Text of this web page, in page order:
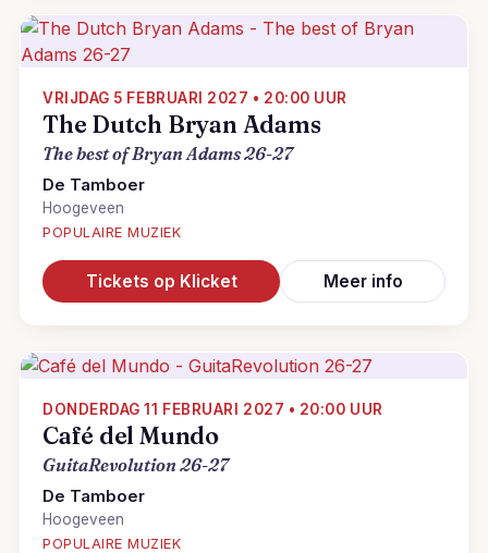
VRIJDAG 5 FEBRUARI 2027 • 20:00 UUR
The Dutch Bryan Adams
The best of Bryan Adams 26-27
De Tamboer
Hoogeveen
POPULAIRE MUZIEK
Tickets op Klicket Meer info
DONDERDAG 11 FEBRUARI 2027 • 20:00 UUR
Café del Mundo
GuitaRevolution 26-27
De Tamboer
Hoogeveen
POPULAIRE MUZIEK